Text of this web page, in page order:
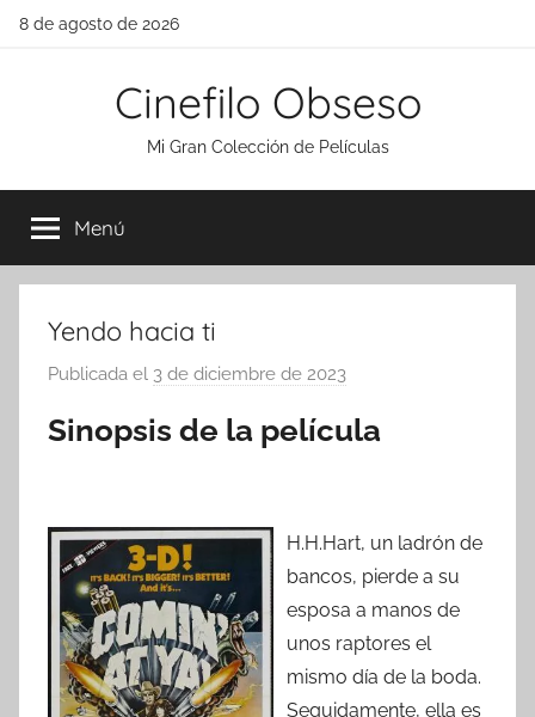
Saltar
8 de agosto de 2026
Cinefilo Obseso
Mi Gran Colección de Películas
Menú
Yendo hacia ti
Publicada el 3 de diciembre de 2023
r
Sinopsis de la película
H.H.Hart, un ladrón de
bancos, pierde a su
esposa a manos de
unos raptores el
mismo día de la boda.
Seguidamente, ella es